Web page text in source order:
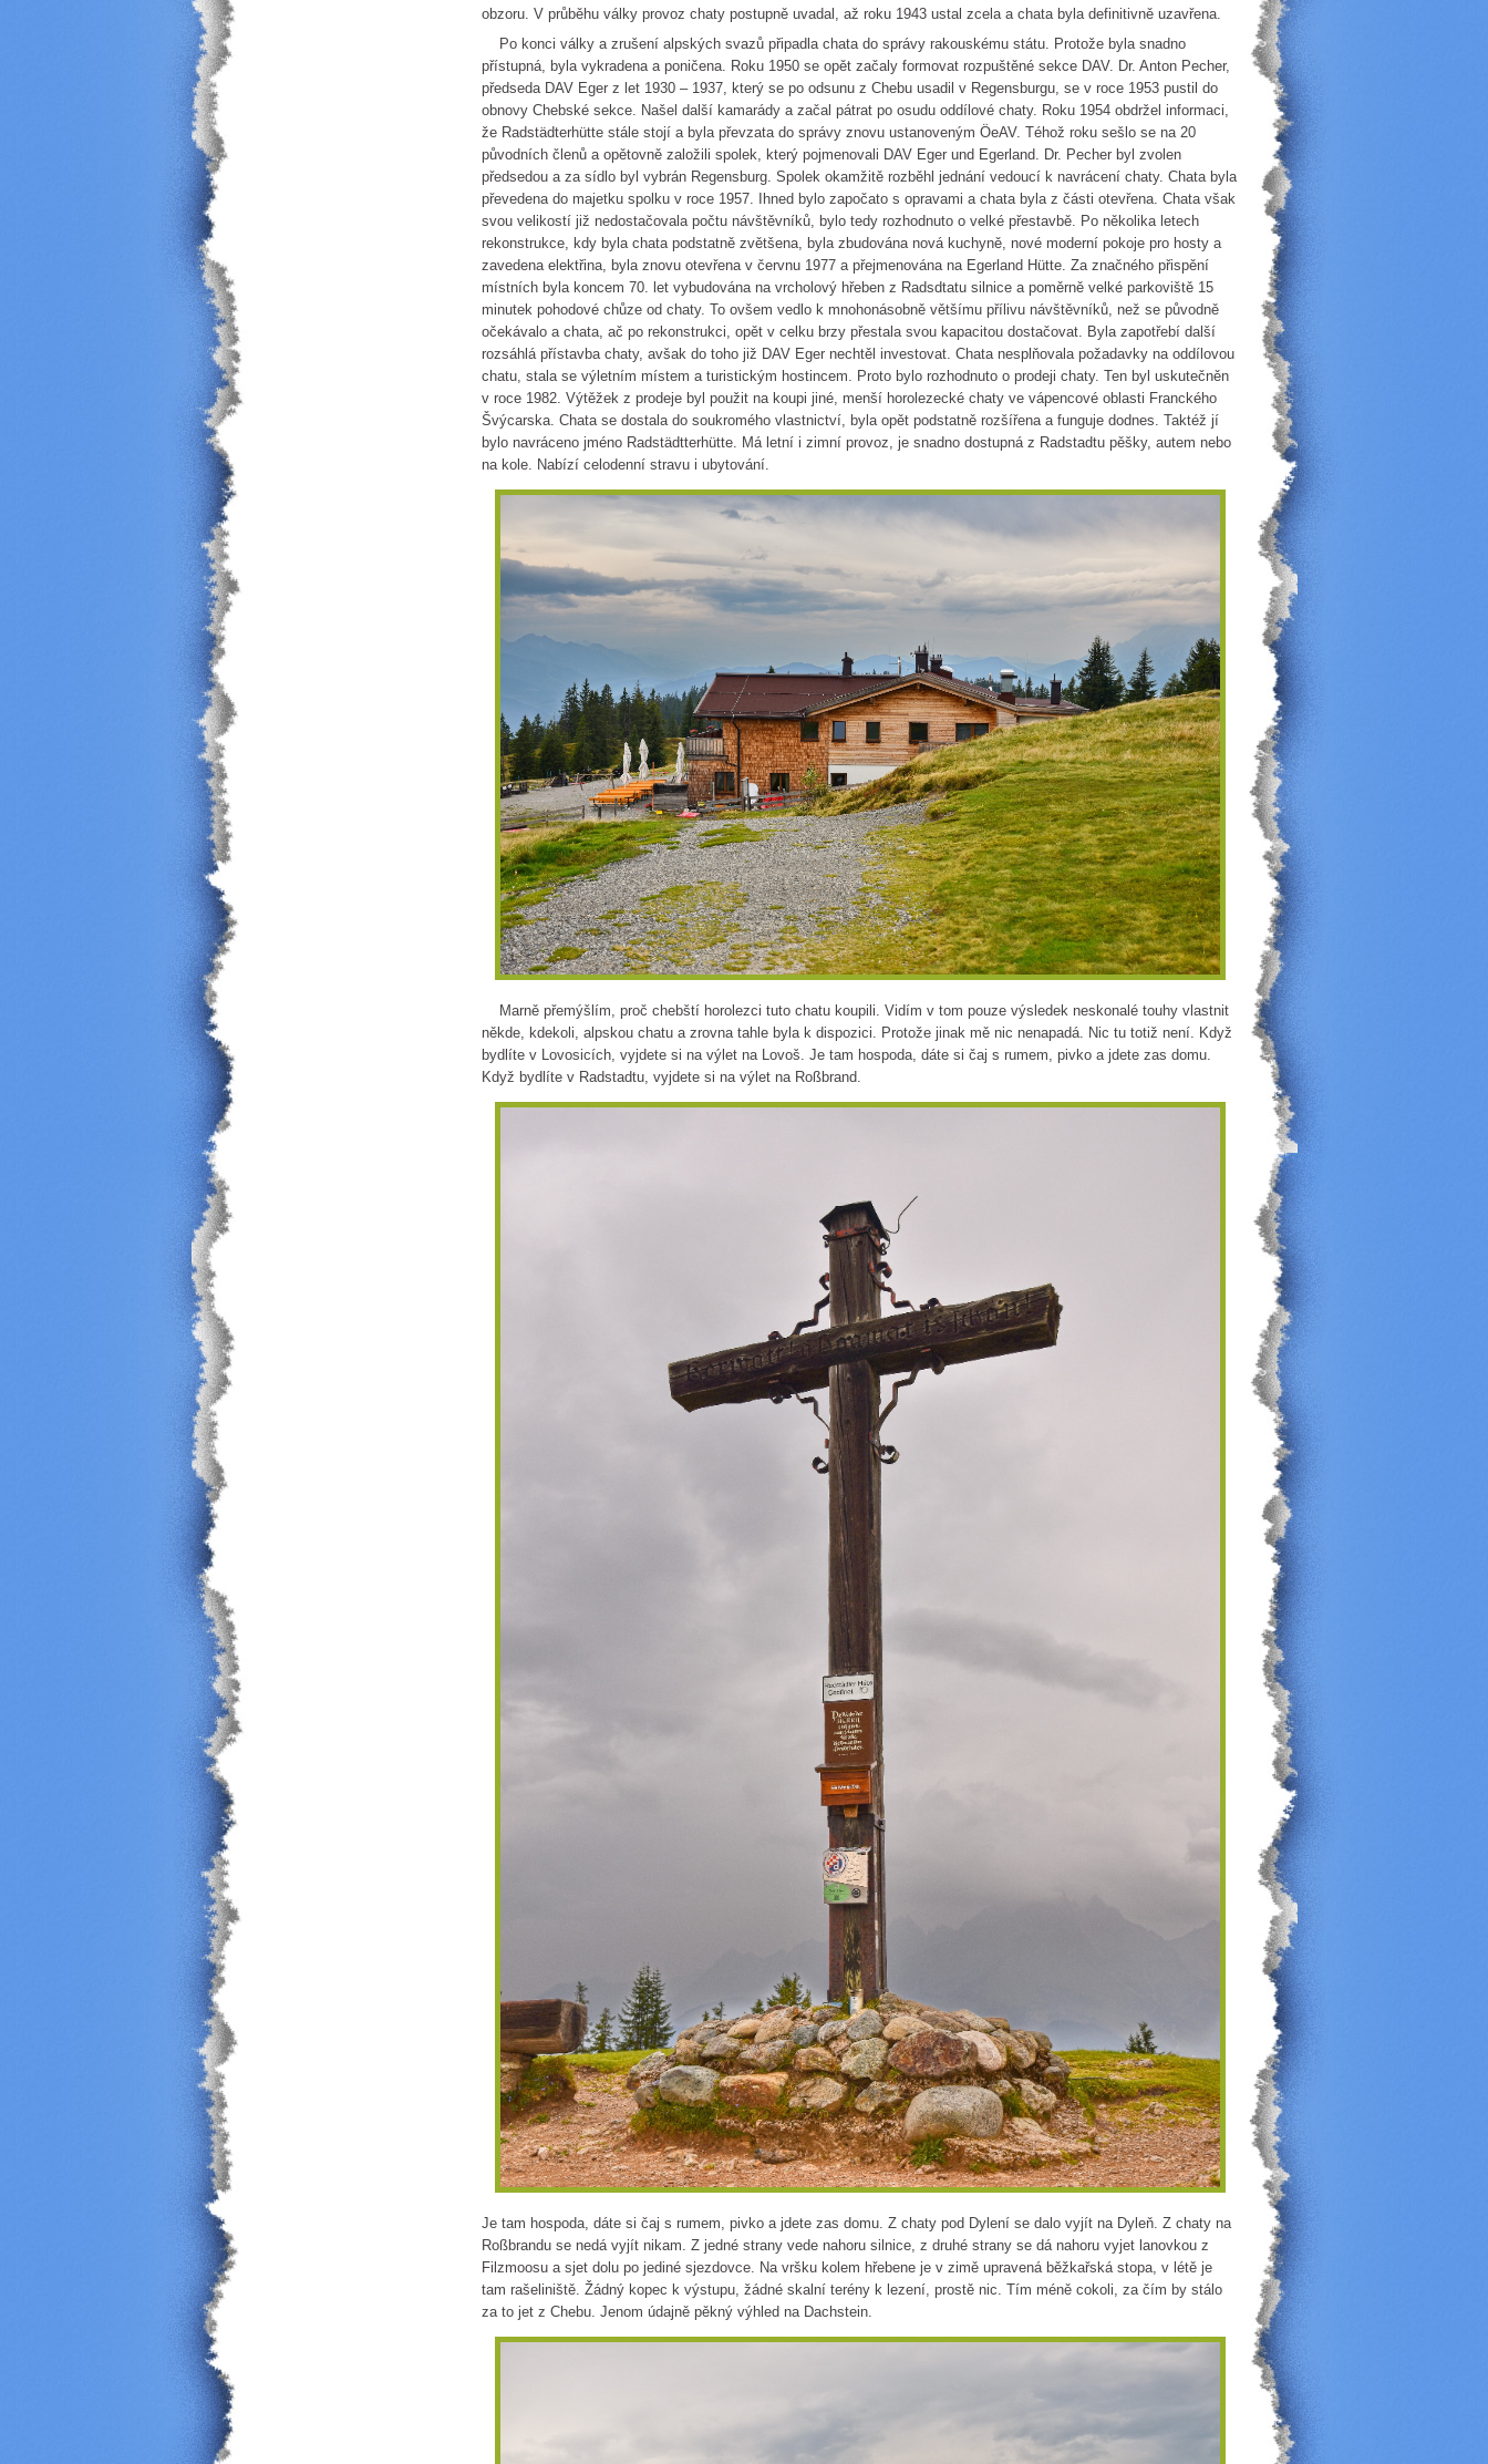
obzoru. V průběhu války provoz chaty postupně uvadal, až roku 1943 ustal zcela a chata byla definitivně uzavřena.
Po konci války a zrušení alpských svazů připadla chata do správy rakouskému státu. Protože byla snadno
přístupná, byla vykradena a poničena. Roku 1950 se opět začaly formovat rozpuštěné sekce DAV. Dr. Anton Pecher,
předseda DAV Eger z let 1930 – 1937, který se po odsunu z Chebu usadil v Regensburgu, se v roce 1953 pustil do
obnovy Chebské sekce. Našel další kamarády a začal pátrat po osudu oddílové chaty. Roku 1954 obdržel informaci,
že Radstädterhütte stále stojí a byla převzata do správy znovu ustanoveným ÖeAV. Téhož roku sešlo se na 20
původních členů a opětovně založili spolek, který pojmenovali DAV Eger und Egerland. Dr. Pecher byl zvolen
předsedou a za sídlo byl vybrán Regensburg. Spolek okamžitě rozběhl jednání vedoucí k navrácení chaty. Chata byla
převedena do majetku spolku v roce 1957. Ihned bylo započato s opravami a chata byla z části otevřena. Chata však
svou velikostí již nedostačovala počtu návštěvníků, bylo tedy rozhodnuto o velké přestavbě. Po několika letech
rekonstrukce, kdy byla chata podstatně zvětšena, byla zbudována nová kuchyně, nové moderní pokoje pro hosty a
zavedena elektřina, byla znovu otevřena v červnu 1977 a přejmenována na Egerland Hütte. Za značného přispění
místních byla koncem 70. let vybudována na vrcholový hřeben z Radsdtatu silnice a poměrně velké parkoviště 15
minutek pohodové chůze od chaty. To ovšem vedlo k mnohonásobně většímu přílivu návštěvníků, než se původně
očekávalo a chata, ač po rekonstrukci, opět v celku brzy přestala svou kapacitou dostačovat. Byla zapotřebí další
rozsáhlá přístavba chaty, avšak do toho již DAV Eger nechtěl investovat. Chata nesplňovala požadavky na oddílovou
chatu, stala se výletním místem a turistickým hostincem. Proto bylo rozhodnuto o prodeji chaty. Ten byl uskutečněn
v roce 1982. Výtěžek z prodeje byl použit na koupi jiné, menší horolezecké chaty ve vápencové oblasti Franckého
Švýcarska. Chata se dostala do soukromého vlastnictví, byla opět podstatně rozšířena a funguje dodnes. Taktéž jí
bylo navráceno jméno Radstädtterhütte. Má letní i zimní provoz, je snadno dostupná z Radstadtu pěšky, autem nebo
na kole. Nabízí celodenní stravu i ubytování.
Marně přemýšlím, proč chebští horolezci tuto chatu koupili. Vidím v tom pouze výsledek neskonalé touhy vlastnit
někde, kdekoli, alpskou chatu a zrovna tahle byla k dispozici. Protože jinak mě nic nenapadá. Nic tu totiž není. Když
bydlíte v Lovosicích, vyjdete si na výlet na Lovoš. Je tam hospoda, dáte si čaj s rumem, pivko a jdete zas domu.
Když bydlíte v Radstadtu, vyjdete si na výlet na Roßbrand.
Je tam hospoda, dáte si čaj s rumem, pivko a jdete zas domu. Z chaty pod Dylení se dalo vyjít na Dyleň. Z chaty na
Roßbrandu se nedá vyjít nikam. Z jedné strany vede nahoru silnice, z druhé strany se dá nahoru vyjet lanovkou z
Filzmoosu a sjet dolu po jediné sjezdovce. Na vršku kolem hřebene je v zimě upravená běžkařská stopa, v létě je
tam rašeliniště. Žádný kopec k výstupu, žádné skalní terény k lezení, prostě nic. Tím méně cokoli, za čím by stálo
za to jet z Chebu. Jenom údajně pěkný výhled na Dachstein.